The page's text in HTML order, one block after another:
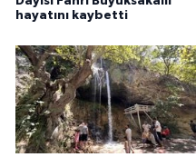
hayatını kaybetti